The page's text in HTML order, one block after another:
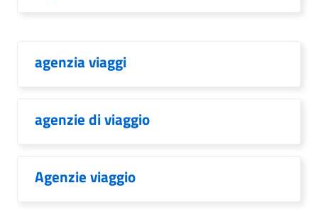
agenzia viaggi
agenzie di viaggio
Agenzie viaggio